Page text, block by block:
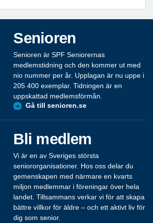
Senioren
Senioren är SPF Seniorernas
medlemstidning och den kommer ut med
nio nummer per år. Upplagan är nu uppe i
205 400 exemplar. Tidningen är en
uppskattad medlemsförmån.
Gå till senioren.se
Bli medlem
Vi är en av Sveriges största
seniororganisationer. Hos oss delar du
gemenskapen med närmare en kvarts
miljon medlemmar i föreningar över hela
landet. Tillsammans verkar vi för att skapa
bättre villkor för äldre – och ett aktivt liv för
dig som senior.